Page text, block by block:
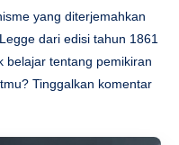
yang diterjemahkan
dari edisi tahun 1861
belajar tentang pemikiran
Tinggalkan komentar